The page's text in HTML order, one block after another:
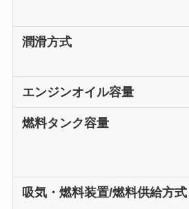
潤滑方式
エンジンオイル容量
燃料タンク容量
吸気・燃料装置/燃料供給方式